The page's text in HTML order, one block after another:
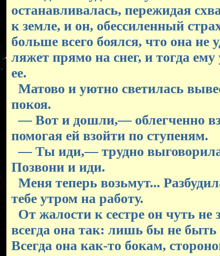
останавливалась, пережидая
к земле, и он, обессиленный
больше всего боялся, что она не
ляжет прямо на снег, и тогда
ее.
Матово и уютно светилась
покоя.
— Вот и дошли,— облегченно
помогая ей взойти по ступеням.
— Ты иди,— трудно
Позвони и иди.
Меня теперь возьмут...
тебе утром на работу.
От жалости к сестре он чуть не
всегда она так: лишь бы не быть
Всегда она как-то бокам,